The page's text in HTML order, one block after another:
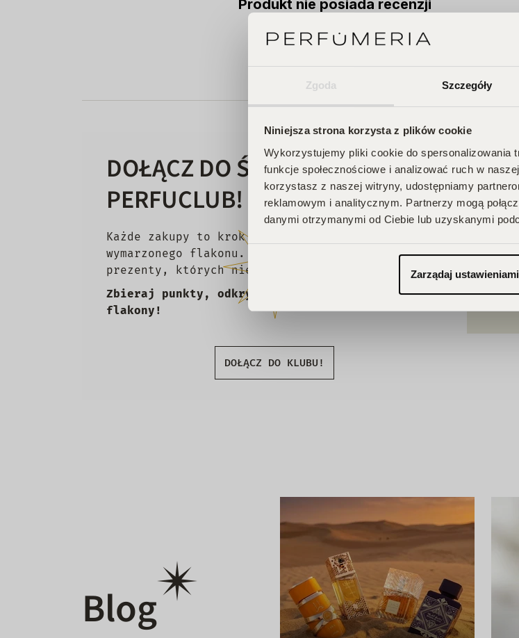
Zgoda Szczegóły
Niniejsza strona korzysta z plików cookie
Wykorzystujemy pliki cookie do spersonalizowania
funkcje społecznościowe i analizować ruch w
korzystasz z naszej witryny, udostępniamy
reklamowym i analitycznym. Partnerzy mogą
danymi otrzymanymi od Ciebie lub uzyskanymi
Zarządaj ustawieniami
Produkt nie posiada recenzji
DOŁĄCZ DO ŚWIATA
PERFUCLUB!
Każde zakupy to krok w stronę Twojego
wymarzonego flakonu. Czekają na Ciebie zniżki i
prezenty, których nie chcesz przegapić!
Zbieraj punkty, odkrywaj emocje, odbieraj
flakony!
DOŁĄCZ DO KLUBU!
Blog